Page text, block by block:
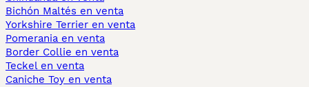
Bichón Maltés en venta
Yorkshire Terrier en venta
Pomerania en venta
Border Collie en venta
Teckel en venta
Caniche Toy en venta